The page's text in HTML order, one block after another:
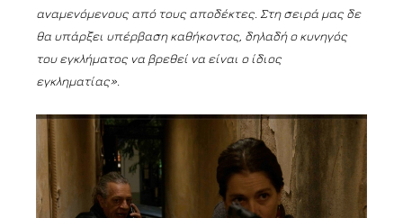
αναμενόμενους από τους αποδέκτες. Στη σειρά μας δε
θα υπάρξει υπέρβαση καθήκοντος, δηλαδή ο κυνηγός
του εγκλήματος να βρεθεί να είναι ο ίδιος
εγκληματίας».